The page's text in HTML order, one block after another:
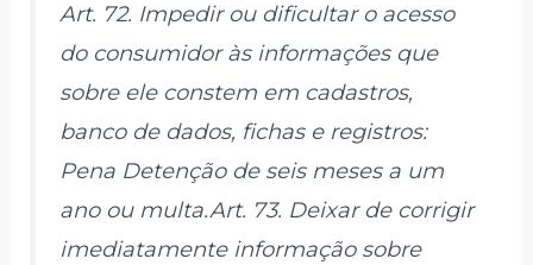
Art. 72. Impedir ou dificultar o acesso
do consumidor às informações que
sobre ele constem em cadastros,
banco de dados, fichas e registros:
Pena Detenção de seis meses a um
ano ou multa.Art. 73. Deixar de corrigir
imediatamente informação sobre